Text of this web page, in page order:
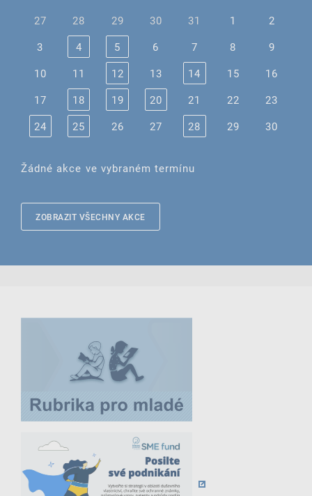
27 28 29 30 31 1
2
3
4 5 6 7 8
9
10
11 12 13 14 15
16
17
18 19 20 21 22
23
24
25 26 27 28 29 30
Žádné akce ve vybraném termínu
ZOBRAZIT VŠECHNY AKCE